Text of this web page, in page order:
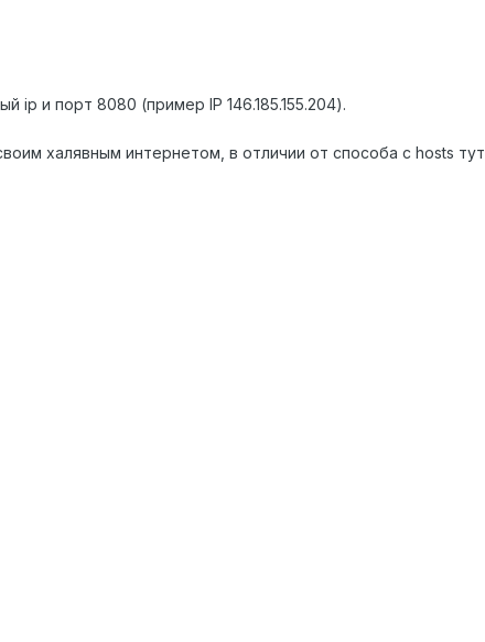
ip и порт 8080 (пример IP 146.185.155.204).
халявным интернетом, в отличии от способа c hosts